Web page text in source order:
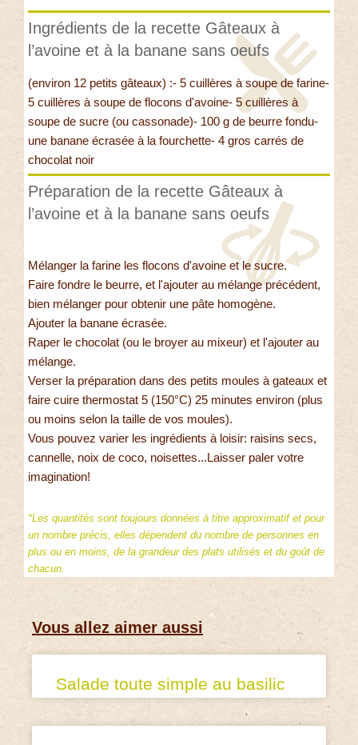
Ingrédients de la recette Gâteaux à
l’avoine et à la banane sans oeufs
(environ 12 petits gâteaux) :- 5 cuillères à soupe de farine-
5 cuillères à soupe de flocons d'avoine- 5 cuillères à
soupe de sucre (ou cassonade)- 100 g de beurre fondu-
une banane écrasée à la fourchette- 4 gros carrés de
chocolat noir
Préparation de la recette Gâteaux à
l’avoine et à la banane sans oeufs
Mélanger la farine les flocons d'avoine et le sucre.
Faire fondre le beurre, et l'ajouter au mélange précédent,
bien mélanger pour obtenir une pâte homogène.
Ajouter la banane écrasée.
Raper le chocolat (ou le broyer au mixeur) et l'ajouter au
mélange.
Verser la préparation dans des petits moules à gateaux et
faire cuire thermostat 5 (150°C) 25 minutes environ (plus
ou moins selon la taille de vos moules).
Vous pouvez varier les ingrédients à loisir: raisins secs,
cannelle, noix de coco, noisettes...Laisser paler votre
imagination!
*Les quantités sont toujours données à titre approximatif et pour
un nombre précis, elles dépendent du nombre de personnes en
plus ou en moins, de la grandeur des plats utilisés et du goût de
chacun.
Vous allez aimer aussi
Salade toute simple au basilic